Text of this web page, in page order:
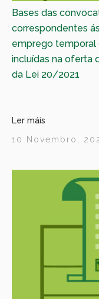
Bases das
correspondentes
emprego temporal
incluídas na oferta
da Lei 20/2021
Ler máis
10 Novembro,